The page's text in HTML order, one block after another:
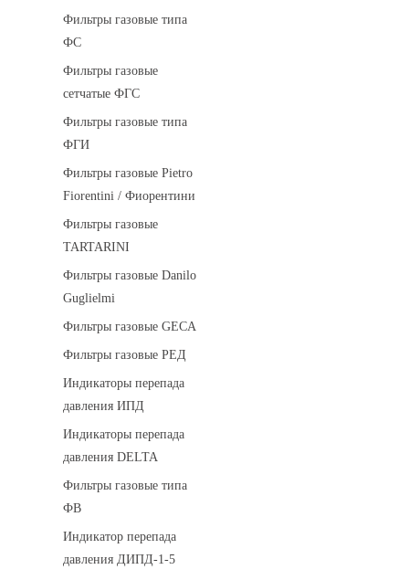
Фильтры газовые типа
ФС
Фильтры газовые
сетчатые ФГС
Фильтры газовые типа
ФГИ
Фильтры газовые Pietro
Fiorentini / Фиорентини
Фильтры газовые
TARTARINI
Фильтры газовые Danilo
Guglielmi
Фильтры газовые GECA
Фильтры газовые РЕД
Индикаторы перепада
давления ИПД
Индикаторы перепада
давления DELTA
Фильтры газовые типа
ФВ
Индикатор перепада
давления ДИПД-1-5